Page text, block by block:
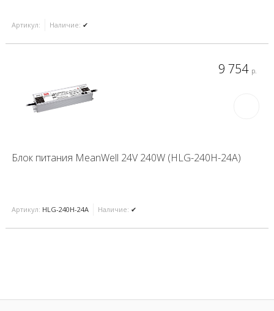
Артикул: Наличие: ✔
Блок питания MeanWell 24V 240W (HLG-240H-24A)
Артикул: HLG-240H-24A Наличие: ✔
9 754 р.